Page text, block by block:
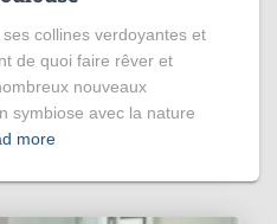
collines verdoyantes et
de quoi faire rêver et
nouveaux
symbiose avec la nature
more